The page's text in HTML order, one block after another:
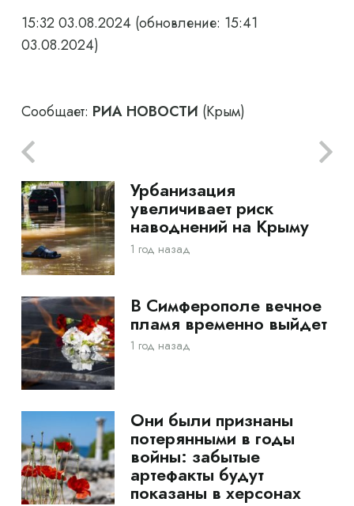
15:32 03.08.2024 (обновление: 15:41
03.08.2024)
Сообщает: РИА НОВОСТИ (Крым)
Урбанизация
увеличивает риск
наводнений на Крыму
1 год назад
В Симферополе вечное
пламя временно выйдет
1 год назад
Они были признаны
потерянными в годы
войны: забытые
артефакты будут
показаны в херсонах